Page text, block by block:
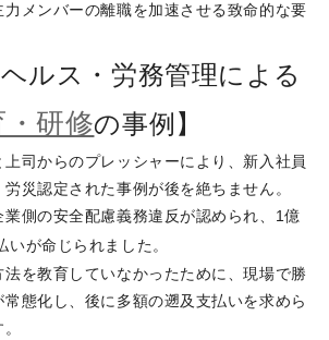
メンバーの離職を加速させる致命的な要
ヘルス・労務管理による
研修の事例】
司からのプレッシャーにより、新入社員
災認定された事例が後を絶ちません。
業側の安全配慮義務違反が認められ、1億
いが命じられました。
法を教育していなかったために、現場で勝
態化し、後に多額の遡及支払いを求めら